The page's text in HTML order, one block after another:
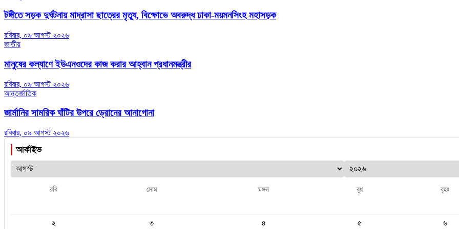
টঙ্গীতে সড়ক দুর্ঘটনায় মাদ্রাসা ছাত্রের মৃত্যু, বিক্ষোভে অবরুদ্ধ ঢাকা-ময়মনসিংহ মহাসড়ক
রবিবার, ০৯ আগস্ট ২০২৬
জাতীয়
মানুষের কল্যাণে ইউএনওদের কাজ করার আহ্বান প্রধানমন্ত্রীর
রবিবার, ০৯ আগস্ট ২০২৬
আন্তর্জাতিক
জার্মানির সামরিক ঘাঁটির উপরে ড্রোনের আনাগোনা
রবিবার, ০৯ আগস্ট ২০২৬
আর্কাইভ
রবি সোম মঙ্গল বুধ বৃহঃ
২
৩ ৪ ৫ ৬